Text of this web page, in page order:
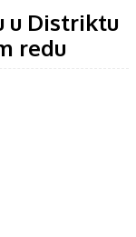
u Distriktu
redu